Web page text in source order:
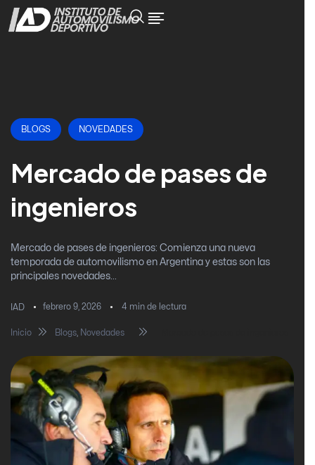
BLOGS NOVEDADES
Mercado de pases de
ingenieros
Mercado de pases de ingenieros: Comienza una nueva
temporada de automovilismo en Argentina y estas son las
principales novedades...
IAD febrero 9, 2026 4 min de lectura
Inicio Blogs, Novedades